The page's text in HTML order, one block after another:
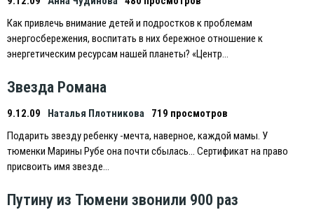
Как привлечь внимание детей и подростков к проблемам
энергосбережения, воспитать в них бережное отношение к
энергетическим ресурсам нашей планеты? «Центр…
Звезда Романа
9.12.09 Наталья Плотникова
719 просмотров
Подарить звезду ребенку -мечта, наверное, каждой мамы. У
тюменки Марины Рубе она почти сбылась… Сертификат на право
присвоить имя звезде…
Путину из Тюмени звонили 900 раз